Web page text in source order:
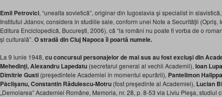
Emil Petrovici, “unealta sovietică”, originar din Iugoslavia şi specialist în
Institutul Jdanov, considera în studiile sale, conform unei Note a Securităţii (Opriș,
Editura Enciclopedică, București, 2006), că “la români nu poate fi vorba de o
și culturală”. O stradă din Cluj Napoca îi poartă numele.
La 9 iunie 1948, cu concursul personajelor de mai sus au fost excluşi din
Mehedinţi, Alexandru Lapedatu (secretarul general al vechii Academii), Ioan
Dimitrie Gusti (preşedintele Academiei în momentul epurării), Pantelimon
Pâclişanu, Constantin Rădulescu-Motru (fost preşedinte al Academiei), Lucian
„Demolarea” Academiei Române, Memoria, nr. 28, p. 8-53 via Liviu Pleşa, studiul